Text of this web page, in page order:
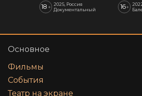
18 + 2025, Россия
Документальный
16+
Основное
Фильмы
События
Театр на экране